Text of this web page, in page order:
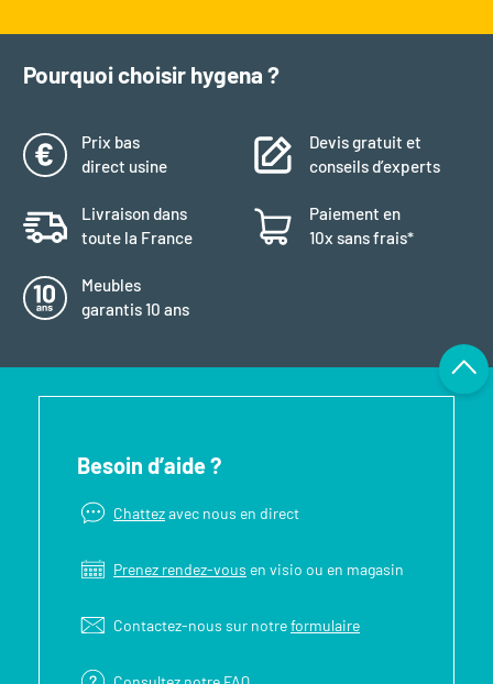
Pourquoi choisir hygena ?
Prix bas
direct usine
Devis gratuit et
conseils d’experts
Livraison dans
toute la France
Paiement en
10x sans frais*
Meubles
garantis 10 ans
Besoin d’aide ?
Chattezavec nous en direct
Prenez rendez-vous en visio ou en magasin
Contactez-nous sur notreformulaire